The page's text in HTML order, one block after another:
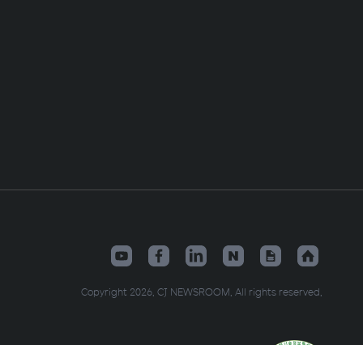
Copyright 2026. CJ NEWSROOM. All rights reserved.